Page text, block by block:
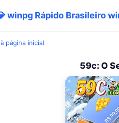
winpg Rápido Brasileiro
página inicial
59c: O